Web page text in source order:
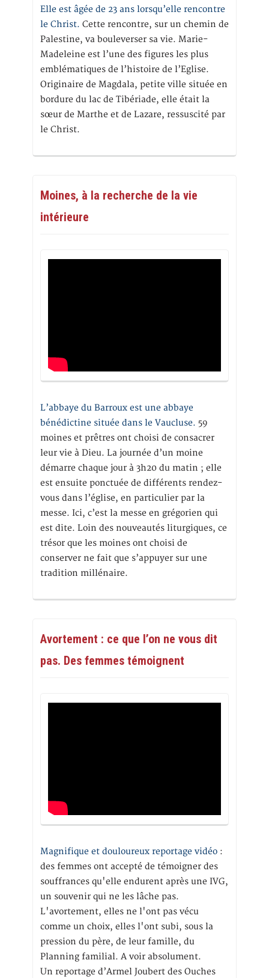
Elle est âgée de 23 ans lorsqu’elle rencontre
le Christ. Cette rencontre, sur un chemin de
Palestine, va bouleverser sa vie. Marie-
Madeleine est l’une des figures les plus
emblématiques de l’histoire de l’Eglise.
Originaire de Magdala, petite ville située en
bordure du lac de Tibériade, elle était la
sœur de Marthe et de Lazare, ressuscité par
le Christ.
Moines, à la recherche de la vie
intérieure
L’abbaye du Barroux est une abbaye
bénédictine située dans le Vaucluse. 59
moines et prêtres ont choisi de consacrer
leur vie à Dieu. La journée d’un moine
démarre chaque jour à 3h20 du matin ; elle
est ensuite ponctuée de différents rendez-
vous dans l’église, en particulier par la
messe. Ici, c’est la messe en grégorien qui
est dite. Loin des nouveautés liturgiques, ce
trésor que les moines ont choisi de
conserver ne fait que s’appuyer sur une
tradition millénaire.
Avortement : ce que l’on ne vous dit
pas. Des femmes témoignent
Magnifique et douloureux reportage vidéo :
des femmes ont accepté de témoigner des
souffrances qu'elle endurent après une IVG,
un souvenir qui ne les lâche pas.
L'avortement, elles ne l'ont pas vécu
comme un choix, elles l'ont subi, sous la
pression du père, de leur famille, du
Planning familial. A voir absolument.
Un reportage d’Armel Joubert des Ouches